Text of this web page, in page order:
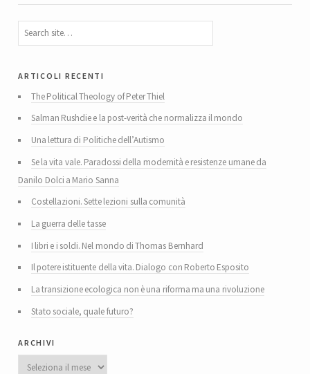
articoli recenti
The Political Theology of Peter Thiel
Salman Rushdie e la post-verità che normalizza il mondo
Una lettura di Politiche dell’Autismo
Se la vita vale. Paradossi della modernità e resistenze umane da
Danilo Dolci a Mario Sanna
Costellazioni. Sette lezioni sulla comunità
La guerra delle tasse
I libri e i soldi. Nel mondo di Thomas Bernhard
Il potere istituente della vita. Dialogo con Roberto Esposito
La transizione ecologica non è una riforma ma una rivoluzione
Stato sociale, quale futuro?
archivi
Archivi